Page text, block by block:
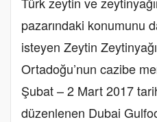
pazarındaki konumunu
isteyen Zeytin
Ortadoğu’nun cazibe
Şubat – 2 Mart 2017
düzenlenen Dubai